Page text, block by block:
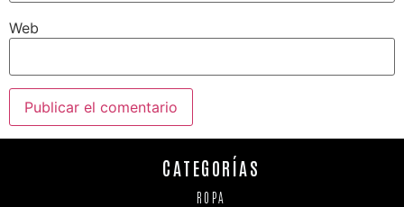
Web
CATEGORÍAS
ROPA